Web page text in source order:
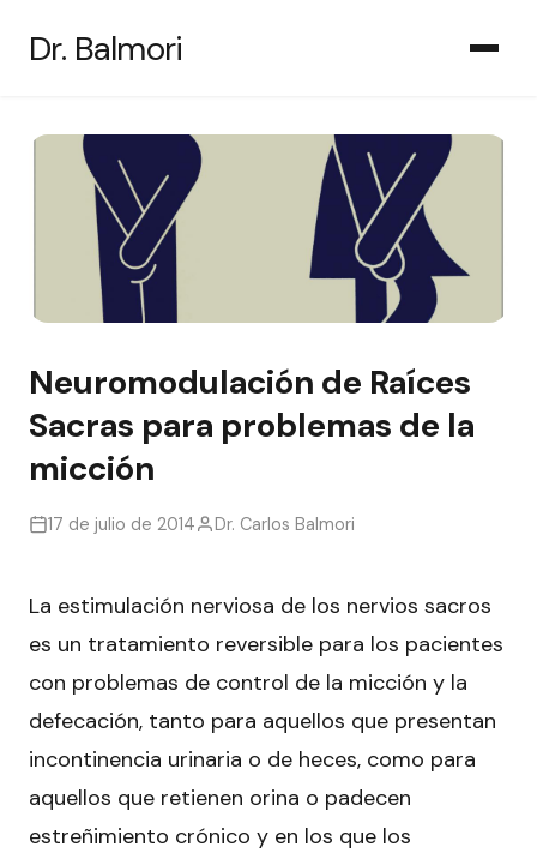
Dr. Balmori
Neuromodulación de Raíces
Sacras para problemas de la
micción
17 de julio de 2014 Dr. Carlos Balmori
La estimulación nerviosa de los nervios sacros
es un tratamiento reversible para los pacientes
con problemas de control de la micción y la
defecación, tanto para aquellos que presentan
incontinencia urinaria o de heces, como para
aquellos que retienen orina o padecen
estreñimiento crónico y en los que los